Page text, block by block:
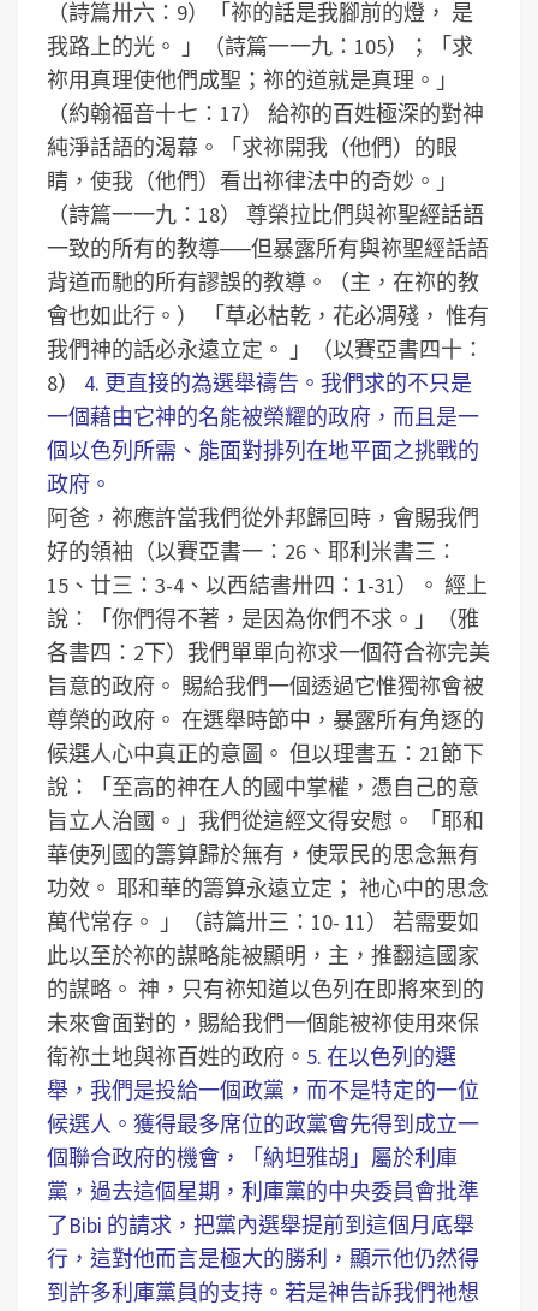
（詩篇卅六：9）「祢的話是我腳前的燈， 是
我路上的光。 」（詩篇一一九：105）；「求
祢用真理使他們成聖；祢的道就是真理。」
（約翰福音十七：17）
給祢的百姓極深的對神
純淨話語的渴幕。「求祢開我（他們）的眼
睛，使我（他們）看出祢律法中的奇妙。」
（詩篇一一九：18）
尊榮拉比們與祢聖經話語
一致的所有的教導──但暴露所有與祢聖經話語
背道而馳的所有謬誤的教導。（主，在祢的教
會也如此行。）
「草必枯乾，花必凋殘， 惟有
我們神的話必永遠立定。 」（以賽亞書四十：
8）
4. 更直接的為選舉禱告。我們求的不只是
一個藉由它神的名能被榮耀的政府，而且是一
個以色列所需、能面對排列在地平面之挑戰的
政府。
阿爸，祢應許當我們從外邦歸回時，會賜我們
好的領袖（以賽亞書一：26、耶利米書三：
15、廿三：3-4、以西結書卅四：1-31）。 經上
說：「你們得不著，是因為你們不求。」（雅
各書四：2下）我們單單向祢求一個符合祢完美
旨意的政府。 賜給我們一個透過它惟獨祢會被
尊榮的政府。 在選舉時節中，暴露所有角逐的
候選人心中真正的意圖。 但以理書五：21節下
說：「至高的神在人的國中掌權，憑自己的意
旨立人治國。」我們從這經文得安慰。
「耶和
華使列國的籌算歸於無有，使眾民的思念無有
功效。 耶和華的籌算永遠立定； 祂心中的思念
萬代常存。 」（詩篇卅三：10- 11）
若需要如
此以至於祢的謀略能被顯明，主，推翻這國家
的謀略。 神，只有祢知道以色列在即將來到的
未來會面對的，賜給我們一個能被祢使用來保
衛祢土地與祢百姓的政府。 5. 在以色列的選
舉，我們是投給一個政黨，而不是特定的一位
候選人。獲得最多席位的政黨會先得到成立一
個聯合政府的機會，「納坦雅胡」屬於利庫
黨，過去這個星期，利庫黨的中央委員會批準
了Bibi 的請求，把黨內選舉提前到這個月底舉
行，這對他而言是極大的勝利，顯示他仍然得
到許多利庫黨員的支持。若是神告訴我們祂想